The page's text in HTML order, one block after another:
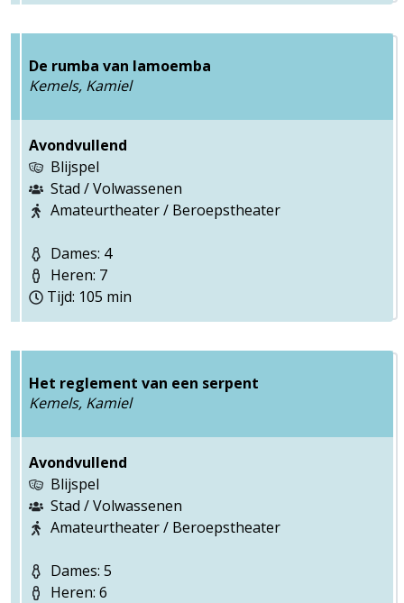
De rumba van lamoemba
Kemels, Kamiel
Avondvullend
Blijspel
Stad / Volwassenen
Amateurtheater / Beroepstheater
Dames: 4
Heren: 7
Tijd: 105 min
Het reglement van een serpent
Kemels, Kamiel
Avondvullend
Blijspel
Stad / Volwassenen
Amateurtheater / Beroepstheater
Dames: 5
Heren: 6